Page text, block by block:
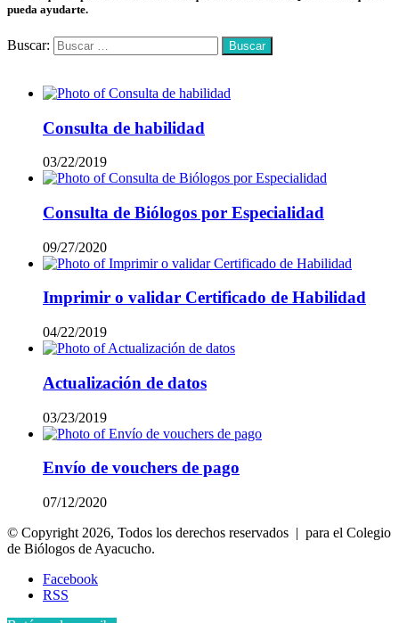
pueda ayudarte.
Buscar:
Consulta de habilidad
03/22/2019
Consulta de Biólogos por Especialidad
09/27/2020
Imprimir o validar Certificado de Habilidad
04/22/2019
Actualización de datos
03/23/2019
Envío de vouchers de pago
07/12/2020
© Copyright 2026, Todos los derechos reservados | para el Colegio
de Biólogos de Ayacucho.
Facebook
RSS